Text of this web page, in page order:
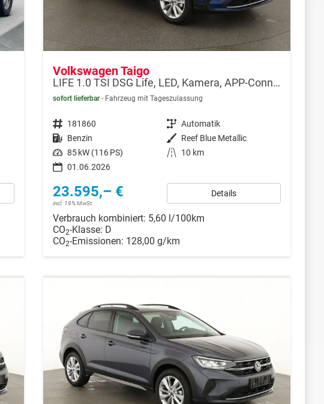
Volkswagen Taigo
LIFE 1.0 TSI DSG Life, LED, Kamera, APP-Connect, Winter, 17-Zoll
sofort lieferbar Fahrzeug mit Tageszulassung
Fahrzeugnr. 181860 Getriebe Automatik
Kraftstoff Benzin Außenfarbe Reef Blue Metallic
Leistung 85 kW (116 PS) Kilometerstand
10 km
01.06.2026
23.595,– €
incl. 19% MwSt.
Details
Verbrauch kombiniert: 5,60 l/100km
CO2-Klasse: D
CO2-Emissionen: 128,00 g/km